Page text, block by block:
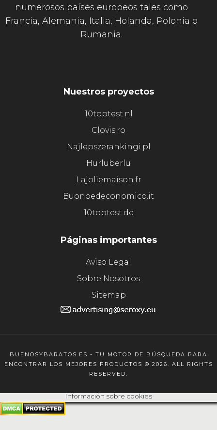
numerosos países europeos tales como
Francia, Alemania, Italia, Holanda, Polonia o
Rumania.
Nuestros proyectos
10toptest.nl
Clovis.ro
Najlepszerankingi.pl
Hurluberlu
Lajoliemaison.fr
Buonoedeconomico.it
10toptest.de
Páginas importantes
Aviso Legal
Sobre Nosotros
Sitemap
BUENOSYBARATOS.ES - TU MOTOR DE BÚSQUEDA PARA
ENCONTRAR LOS MEJORES PRODUCTOS © 2026. ALL RIGHTS
RESERVED.
Información sobre cookies